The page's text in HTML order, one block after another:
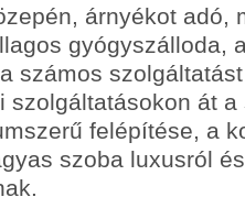
árnyékot adó,
gyógyszálloda,
számos
szolgáltatásokon át
felépítése, a
szoba luxusról